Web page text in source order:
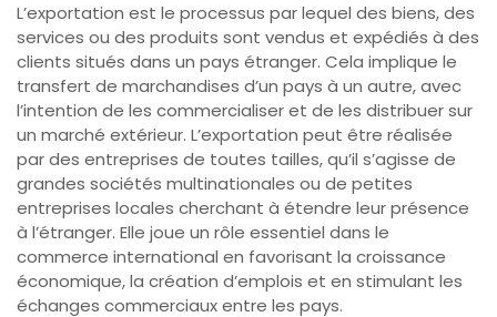
L’exportation est le processus par lequel des biens, des
services ou des produits sont vendus et expédiés à des
clients situés dans un pays étranger. Cela implique le
transfert de marchandises d’un pays à un autre, avec
l’intention de les commercialiser et de les distribuer sur
un marché extérieur. L’exportation peut être réalisée
par des entreprises de toutes tailles, qu’il s’agisse de
grandes sociétés multinationales ou de petites
entreprises locales cherchant à étendre leur présence
à l’étranger. Elle joue un rôle essentiel dans le
commerce international en favorisant la croissance
économique, la création d’emplois et en stimulant les
échanges commerciaux entre les pays.